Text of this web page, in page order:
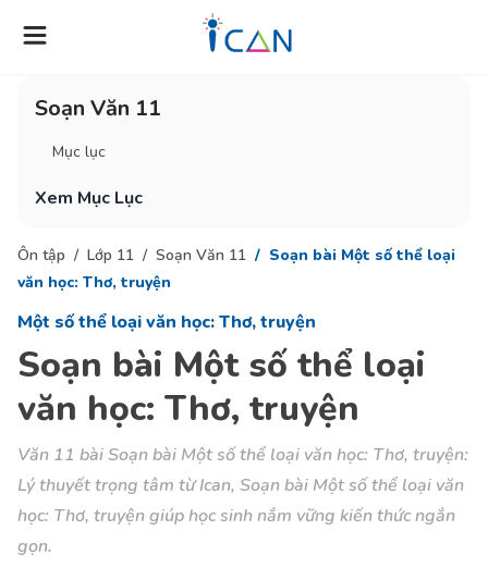
Soạn Văn 11
Mục lục
Xem Mục Lục
Ôn tập Lớp 11 Soạn Văn 11
Soạn bài Một số thể loại
văn học: Thơ, truyện
Một số thể loại văn học: Thơ, truyện
Soạn bài Một số thể loại
văn học: Thơ, truyện
Văn 11 bài Soạn bài Một số thể loại văn học: Thơ, truyện:
Lý thuyết trọng tâm từ Ican, Soạn bài Một số thể loại văn
học: Thơ, truyện giúp học sinh nắm vững kiến thức ngắn
gọn.